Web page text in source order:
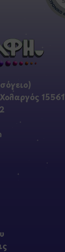
15561